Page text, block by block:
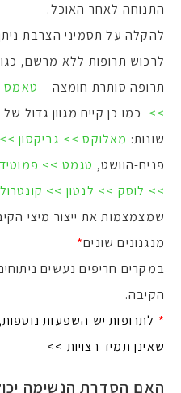
התנוחה לאחר האוכל.
להקלה על תסמיני הצרבת
לרכוש תרופות ללא מרשם,
תרופה סותרת חומצה – טאמס
>> כמו כן קיים מגוון גדול
שונות: מאלוקס >> גביקסון >>
פנים-הוושט, טגמט >>
>> לוסק >> לנטון >>
שמצמצמות את ייצור מיצי
מנגנונים שונים*
במקרים חריפים נעשים
הקיבה.
* לתרופות יש השפעות
שאינן תמיד רצויות >>
האם הסדרת הנשימה